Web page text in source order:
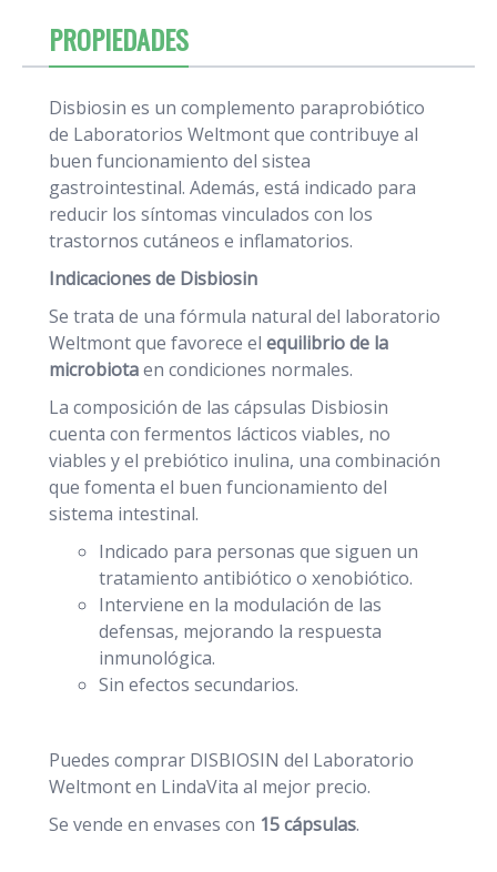
PROPIEDADES
Disbiosin es un complemento paraprobiótico
de Laboratorios Weltmont que contribuye al
buen funcionamiento del sistea
gastrointestinal. Además, está indicado para
reducir los síntomas vinculados con los
trastornos cutáneos e inflamatorios.
Indicaciones de Disbiosin
Se trata de una fórmula natural del laboratorio
Weltmont que favorece el equilibrio de la
microbiotaen condiciones normales.
La composición de las cápsulas Disbiosin
cuenta con fermentos lácticos viables, no
viables y el prebiótico inulina, una combinación
que fomenta el buen funcionamiento del
sistema intestinal.
Indicado para personas que siguen un
tratamiento antibiótico o xenobiótico.
Interviene en la modulación de las
defensas, mejorando la respuesta
inmunológica.
Sin efectos secundarios.
Puedes comprar DISBIOSIN del Laboratorio
Weltmont en LindaVita al mejor precio.
Se vende en envases con 15 cápsulas.